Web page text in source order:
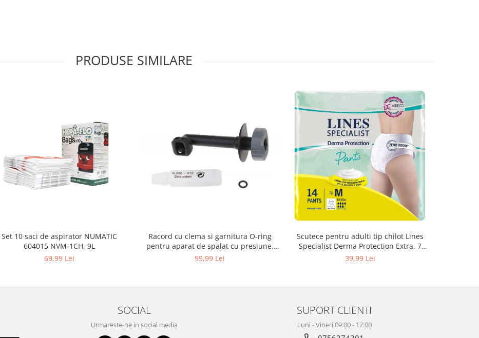
PRODUSE SIMILARE
Set 10 saci de aspirator NUMATIC
604015 NVM-1CH, 9L
69,99 Lei
Racord cu clema si garnitura O-ring
pentru aparat de spalat cu presiune,
KARCHER 4.064-047.0, K2, K3, K4
95,99 Lei
Scutece pentru adulti tip chilot Lines
Specialist Derma Protection Extra, 7
picaturi, marimea M, 14 bucati
39,99 Lei
SOCIAL
Urmareste-ne in social media
SUPORT CLIENTI
Luni - Vineri 09:00 - 17:00